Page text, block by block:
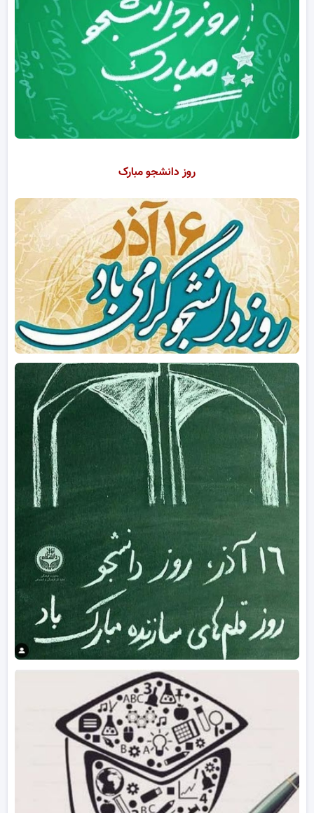
روز دانشجو مبارک